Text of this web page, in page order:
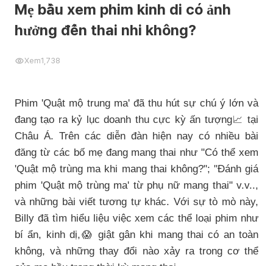
Mẹ bầu xem phim kinh di có ảnh
hưởng đến thai nhi không?
Xem1,738
Phim 'Quật mộ trung ma' đã thu hút sự chú ý lớn và
đang tạo ra kỷ lục doanh thu cực kỳ ấn tượng📈 tại
Châu Á. Trên các diễn đàn hiện nay có nhiều bài
đăng từ các bố mẹ đang mang thai như "Có thể xem
'Quật mộ trùng ma khi mang thai không?"; "Đánh giá
phim 'Quật mộ trùng ma' từ phụ nữ mang thai" v.v..,
và những bài viết tương tự khác. Với sự tò mò này,
Billy đã tìm hiểu liệu việc xem các thể loại phim như
bí ẩn, kinh dị,😱 giật gân khi mang thai có an toàn
không, và những thay đổi nào xảy ra trong cơ thể